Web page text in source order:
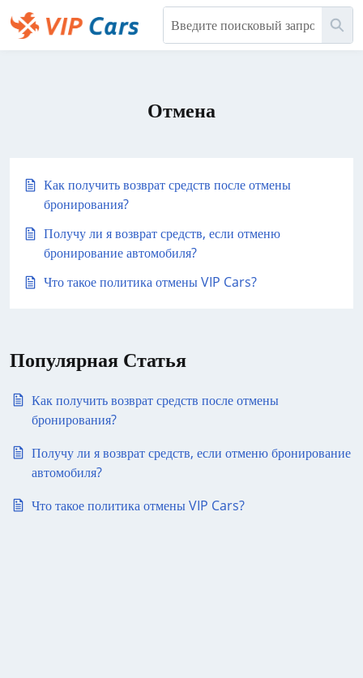
Перейти
к
основному
Help Center - начальная страница
Отмена
Как получить возврат средств после отмены
бронирования?
Получу ли я возврат средств, если отменю
бронирование автомобиля?
Что такое политика отмены VIP Cars?
Популярная Статья
Как получить возврат средств после отмены
бронирования?
Получу ли я возврат средств, если отменю бронирование
автомобиля?
Что такое политика отмены VIP Cars?